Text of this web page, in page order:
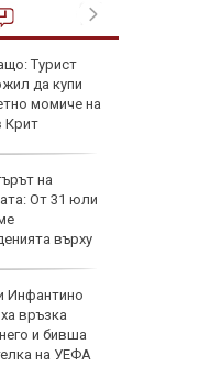
Турист
да купи
момиче на
Крит
на
От 31 юли
върху
Инфантино
връзка
и бивша
на УЕФА